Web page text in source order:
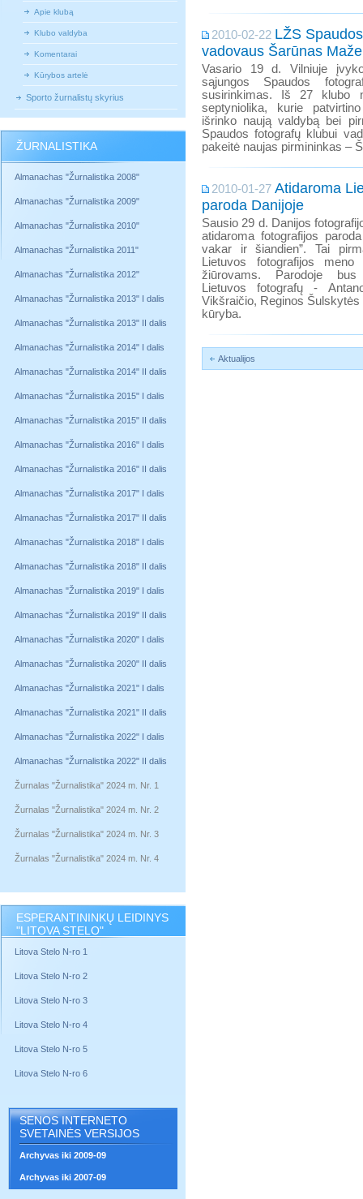
Apie klubą
Klubo valdyba
Komentarai
Kūrybos artelė
Sporto žurnalistų skyrius
ŽURNALISTIKA
Almanachas "Žurnalistika 2008"
Almanachas "Žurnalistika 2009"
Almanachas "Žurnalistika 2010"
Almanachas "Žurnalistika 2011"
Almanachas "Žurnalistika 2012"
Almanachas "Žurnalistika 2013" I dalis
Almanachas "Žurnalistika 2013" II dalis
Almanachas "Žurnalistika 2014" I dalis
Almanachas "Žurnalistika 2014" II dalis
Almanachas "Žurnalistika 2015" I dalis
Almanachas "Žurnalistika 2015" II dalis
Almanachas "Žurnalistika 2016" I dalis
Almanachas "Žurnalistika 2016" II dalis
Almanachas "Žurnalistika 2017" I dalis
Almanachas "Žurnalistika 2017" II dalis
Almanachas "Žurnalistika 2018" I dalis
Almanachas "Žurnalistika 2018" II dalis
Almanachas "Žurnalistika 2019" I dalis
Almanachas "Žurnalistika 2019" II dalis
Almanachas "Žurnalistika 2020" I dalis
Almanachas "Žurnalistika 2020" II dalis
Almanachas "Žurnalistika 2021" I dalis
Almanachas "Žurnalistika 2021" II dalis
Almanachas "Žurnalistika 2022" I dalis
Almanachas "Žurnalistika 2022" II dalis
Žurnalas "Žurnalistika" 2024 m. Nr. 1
Žurnalas "Žurnalistika" 2024 m. Nr. 2
Žurnalas "Žurnalistika" 2024 m. Nr. 3
Žurnalas "Žurnalistika" 2024 m. Nr. 4
ESPERANTININKŲ LEIDINYS
"LITOVA STELO"
Litova Stelo N-ro 1
Litova Stelo N-ro 2
Litova Stelo N-ro 3
Litova Stelo N-ro 4
Litova Stelo N-ro 5
Litova Stelo N-ro 6
SENOS INTERNETO
SVETAINĖS VERSIJOS
Archyvas iki 2009-09
Archyvas iki 2007-09
2010-02-22 LŽS
vadovaus Šarūnas
Vasario 19 d. Vilniuje
sąjungos Spaudos
susirinkimas. Iš 27 klubo
septyniolika, kurie
išrinko naują valdybą bei
Spaudos fotografų klubui
pakeitė naujas pirmininkas –
2010-01-27 Atidaroma
paroda Danijoje
Sausio 29 d. Danijos
atidaroma fotografijos
vakar ir šiandien”. Tai
Lietuvos fotografijos
žiūrovams. Parodoje
Lietuvos fotografų -
Vikšraičio, Reginos Šulskytės
kūryba.
Aktualijos